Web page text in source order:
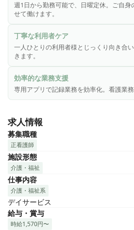
※業務効率化のため記録業務や勤怠管
しています。
※簡単な文字入力（メール打ち程度）
ません。
＼こんな方にピッタリ／
★プライベートも充実させたい方
夜勤なし、残業少なめで、ワークラ
できます！
★ご利用者様と深く向き合いたい方
一人ひとりのご利用者様とじっくり
ポートする看護にやりがいを感じられ
★地域医療に貢献したい方
住み慣れた地域で、ご利用者様の「
支える看護に魅力を感じる方！
週1日から勤務可能で、日曜定休。ご自身
せて働けます。
丁寧な利用者ケア
一人ひとりの利用者様とじっくり向き合
きます。
効率的な業務支援
専用アプリで記録業務を効率化。看護業
求人情報
募集職種
正看護師
施設形態
介護・福祉
仕事内容
介護・福祉系
デイサービス
給与・賞与
時給1,570円〜